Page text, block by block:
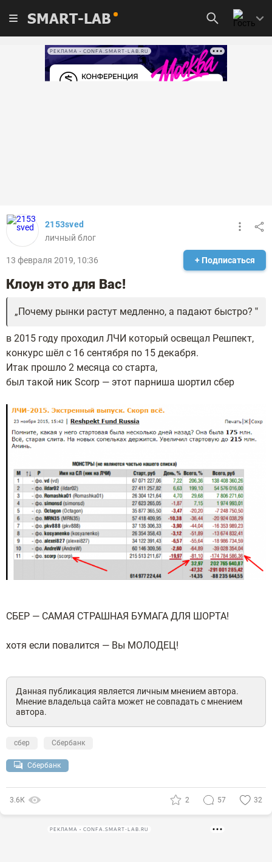
SMART-LAB
РЕКЛАМА • CONFA.SMART-LAB.RU
2153sved
личный блог
13 февраля 2019, 10:36 + Подписаться
Клоун это для Вас!
Почему рынки растут медленно, а падают быстро?
в 2015 году проходил ЛЧИ который освещал Решпект,
конкурс шёл с 16 сентября по 15 декабря.
Итак прошло 2 месяца со старта,
был такой ник Scorp — этот парниша шортил сбер
СБЕР — САМАЯ СТРАШНАЯ БУМАГА ДЛЯ ШОРТА!
хотя если повалится — Вы МОЛОДЕЦ!
Данная публикация является личным мнением автора.
Мнение владельца сайта может не совпадать с мнением
автора.
сбер Сбербанк
Сбербанк
3.6К 2 57 32
РЕКЛАМА • CONFA.SMART-LAB.RU